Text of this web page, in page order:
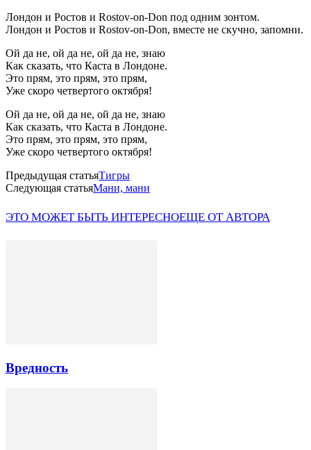
Лондон и Ростов и Rostov-on-Don под одним зонтом.
Лондон и Ростов и Rostov-on-Don, вместе не скучно, запомни.
Ой да не, ой да не, ой да не, знаю
Как сказать, что Каста в Лондоне.
Это прям, это прям, это прям,
Уже скоро четвертого октября!
Ой да не, ой да не, ой да не, знаю
Как сказать, что Каста в Лондоне.
Это прям, это прям, это прям,
Уже скоро четвертого октября!
Предыдущая статьяТигры
Следующая статьяМани, мани
ЭТО МОЖЕТ БЫТЬ ИНТЕРЕСНОЕЩЕ ОТ АВТОРА
Вредность